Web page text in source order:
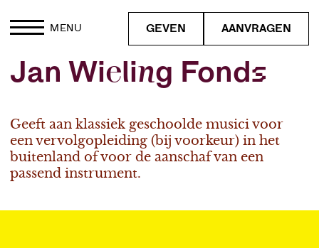
GEVEN AANVRAGEN
MENU
Jan Wieling Fonds
Geeft aan klassiek geschoolde musici voor
een vervolgopleiding (bij voorkeur) in het
buitenland of voor de aanschaf van een
passend instrument.